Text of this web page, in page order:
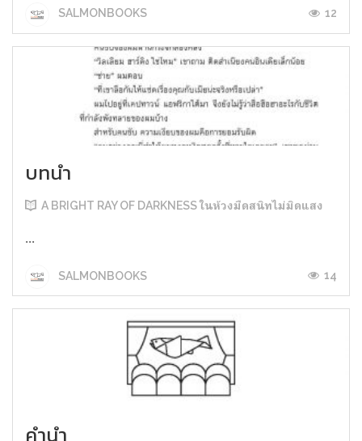
SALMONBOOKS 12
บทนำ
A BRIGHT RAY OF DARKNESS ในห้วงมืดสนิทไม่มิดแสง
...
SALMONBOOKS 14
คำนำ